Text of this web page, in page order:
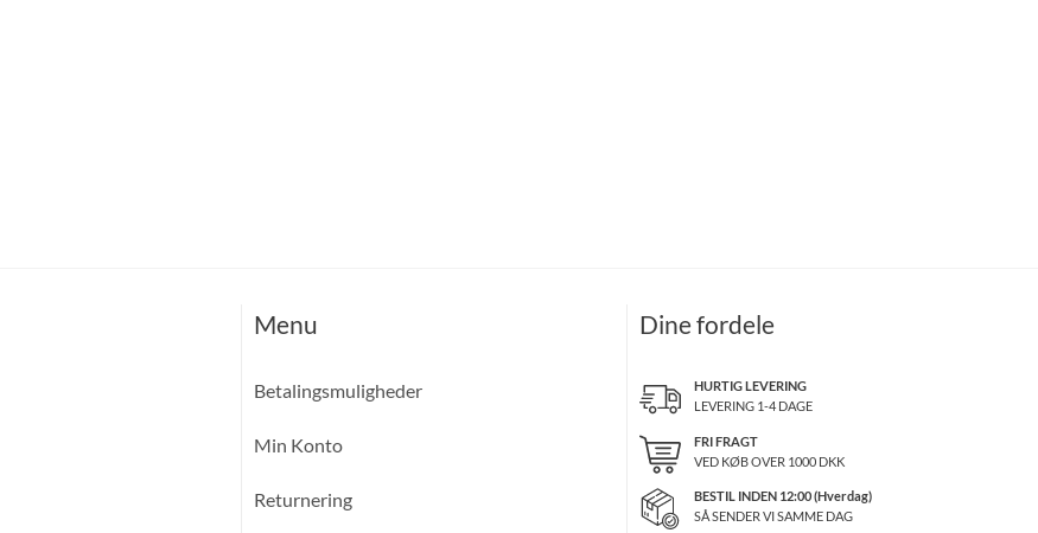
Menu
Betalingsmuligheder
Min Konto
Returnering
Dine fordele
HURTIG LEVERING
LEVERING 1-4 DAGE
FRI FRAGT
VED KØB OVER 1000DKK
BESTIL INDEN 12:00 (Hverdag)
SÅ SENDER VI SAMME DAG